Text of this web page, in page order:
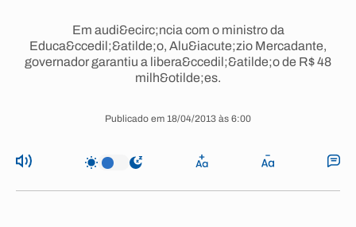
Em audi&ecirc;ncia com o ministro da
Educa&ccedil;&atilde;o, Alu&iacute;zio Mercadante,
governador garantiu a libera&ccedil;&atilde;o de R$ 48
milh&otilde;es.
Publicado em 18/04/2013 às 6:00